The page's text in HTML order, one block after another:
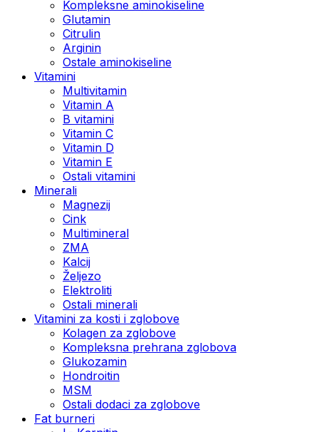
Kompleksne aminokiseline
Glutamin
Citrulin
Arginin
Ostale aminokiseline
Vitamini
Multivitamin
Vitamin A
B vitamini
Vitamin C
Vitamin D
Vitamin E
Ostali vitamini
Minerali
Magnezij
Cink
Multimineral
ZMA
Kalcij
Željezo
Elektroliti
Ostali minerali
Vitamini za kosti i zglobove
Kolagen za zglobove
Kompleksna prehrana zglobova
Glukozamin
Hondroitin
MSM
Ostali dodaci za zglobove
Fat burneri